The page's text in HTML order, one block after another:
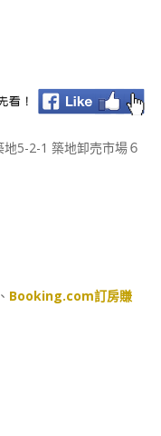
5-2-1 築地卸売市場６
、 Booking.com訂房賺